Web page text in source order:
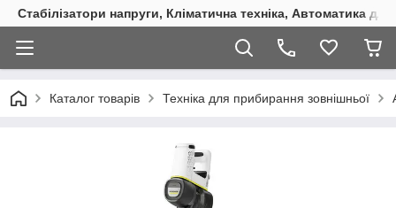
Стабілізатори напруги, Кліматична техніка, Автоматика
Каталог товарів Техніка для прибирання зовнішньої